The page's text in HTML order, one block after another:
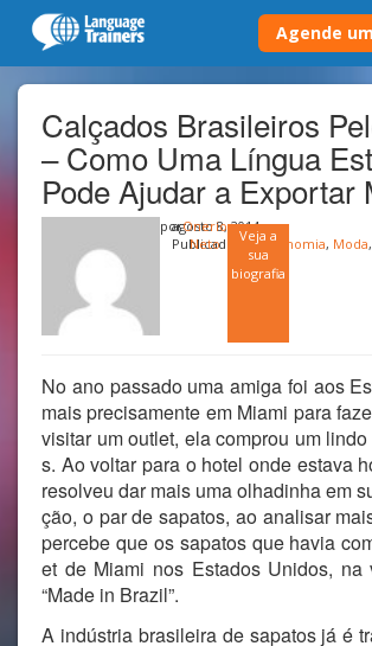
Agende
Calçados Brasileiros
– Como Uma Língua
Pode Ajudar a Exportar
porOnerio
Neto
Veja a
sua
biografia
agosto 8, 2014
Publicado emEconomia, Moda,
No ano passado uma amiga foi aos
mais precisamente em Miami para
visitar um outlet, ela comprou um
s. Ao voltar para o hotel onde estava
resolveu dar mais uma olhadinha em
ção, o par de sapatos, ao analisar
percebe que os sapatos que havia
et de Miami nos Estados Unidos, na
“Made in Brazil”.
A indústria brasileira de sapatos já é